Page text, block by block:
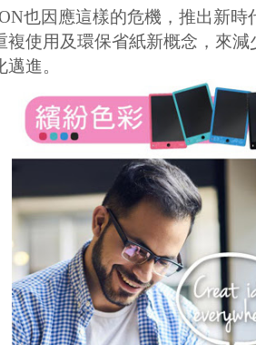
也因應這樣的危機，推出新時
複使用及環保省紙新概念，來
進。